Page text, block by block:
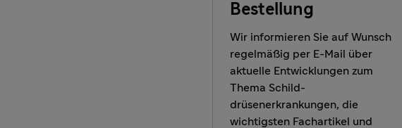
Bestellung
Wir informieren Sie auf Wunsch
regelmäßig per E-Mail über
aktuelle Entwicklungen zum
Thema Schild-
drüsenerkrankungen, die
wichtigsten Fachartikel und